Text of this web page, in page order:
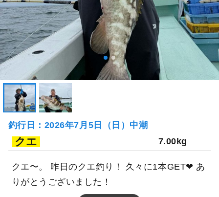
釣行日：2026年7月5日（日）中潮
クエ 7.00kg
クエ〜。 昨日のクエ釣り！ 久々に1本GET❤ あ
りがとうございました！